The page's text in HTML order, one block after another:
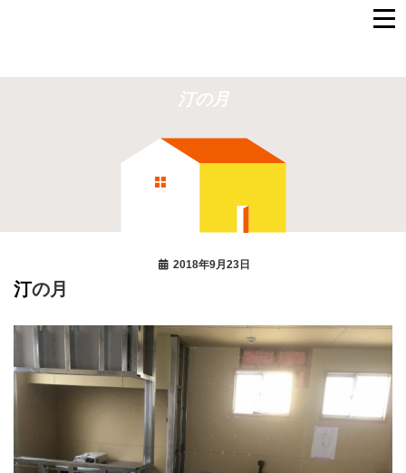
汀の月
2018年9月23日
汀の月